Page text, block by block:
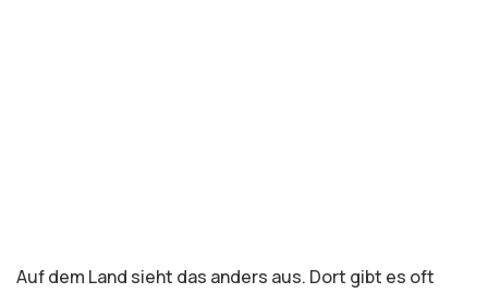
Auf dem Land sieht das anders aus. Dort gibt es oft